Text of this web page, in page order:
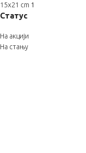
15x21 cm 1
Статус
На акцији
На стању